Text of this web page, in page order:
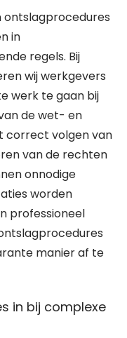
ontslagprocedures
in
regels. Bij
wij werkgevers
werk te gaan bij
de wet- en
correct volgen van
van de rechten
onnodige
worden
professioneel
manier af te
in bij complexe